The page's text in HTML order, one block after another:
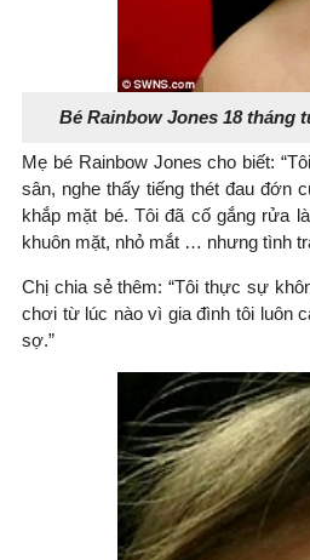
Bé Rainbow Jones 18 tháng
Mẹ bé Rainbow Jones cho biết:
sân, nghe thấy tiếng thét đau đớn
khắp mặt bé. Tôi đã cố gắng rửa
khuôn mặt, nhỏ mắt … nhưng tình
Chị chia sẻ thêm: “Tôi thực sự
chơi từ lúc nào vì gia đình tôi luôn
sợ.”
TS. Nguyễn Đức
Viện Kinh tế Tài